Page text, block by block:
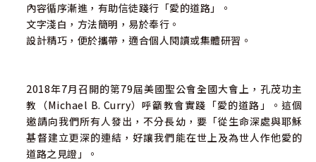
內容循序漸進，有助信徒踐行「愛的道路」。
文字淺白，方法簡明，易於奉行。
設計精巧，便於攜帶，適合個人閱讀或集體研習。
2018年7月召開的第79屆美國聖公會全國大會上，孔茂功主
教（Michael B. Curry）呼籲教會實踐「愛的道路」。這個
邀請向我們所有人發出，不分長幼，要「從生命深處與耶穌
基督建立更深的連結，好讓我們能在世上及為世人作他愛的
道路之見證」。